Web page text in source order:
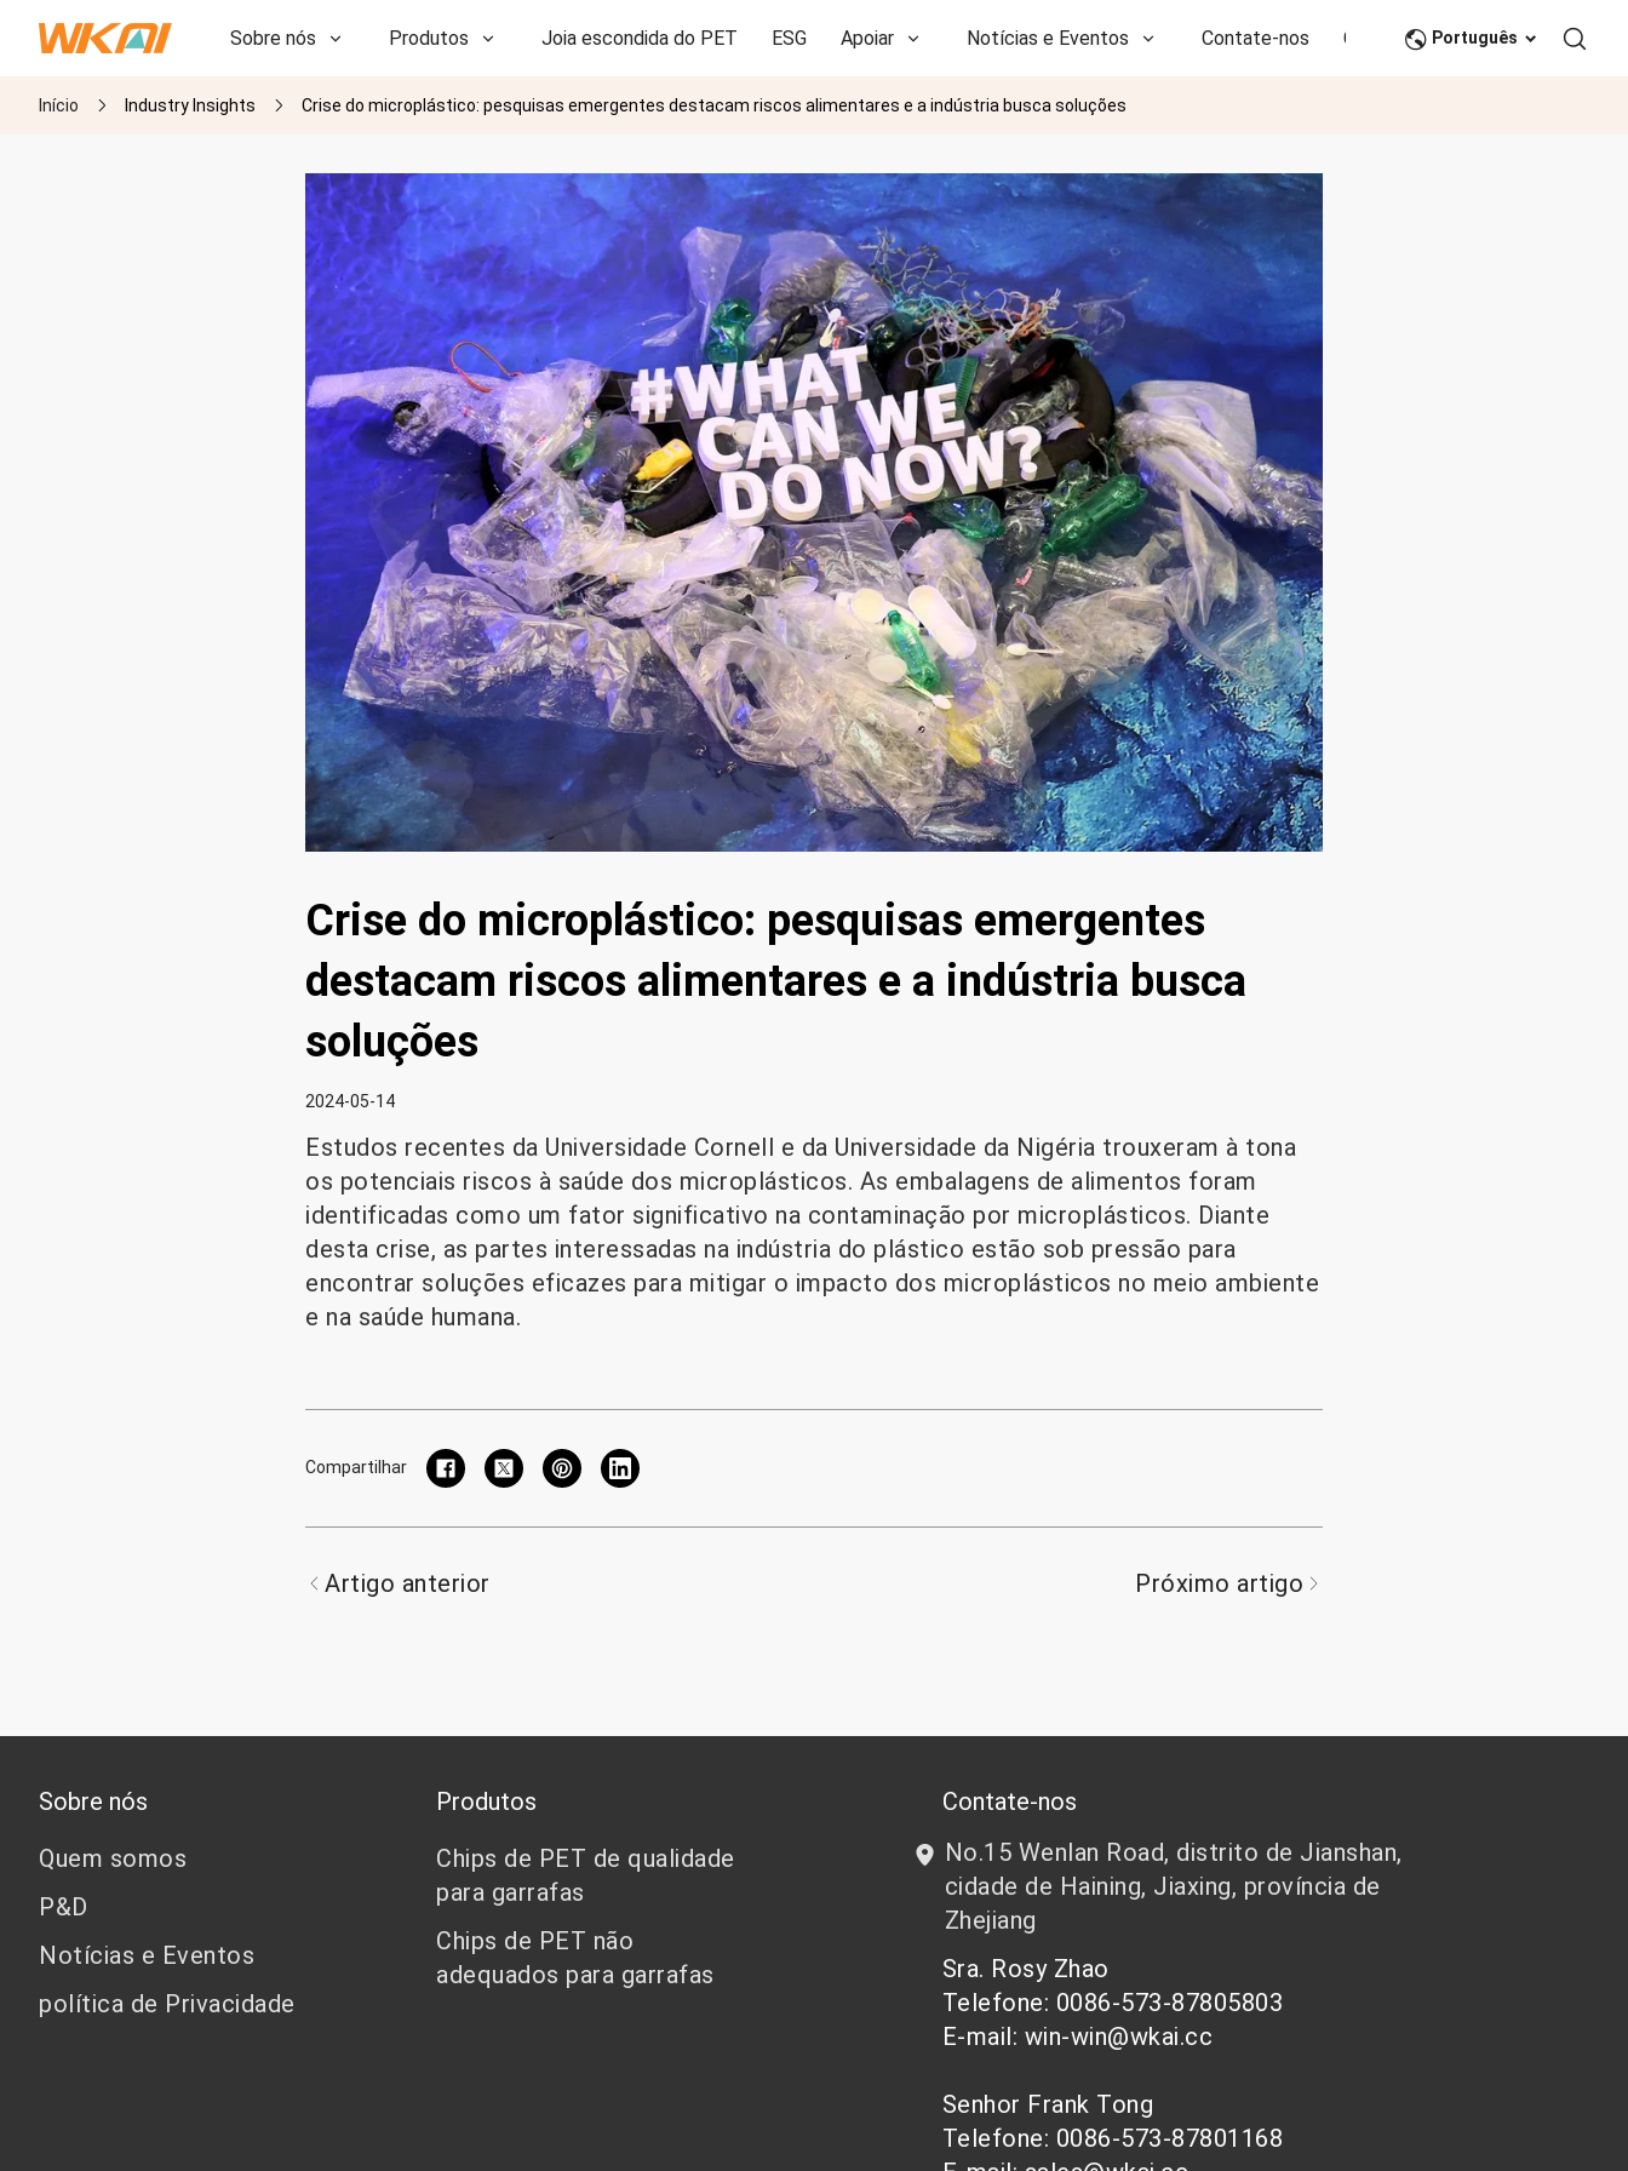
Sobre nós Produtos Joia escondida do PET ESG Apoiar Notícias e Eventos Contate-nos CN
P&D
Português
Início Industry Insights Crise do microplástico: pesquisas emergentes destacam riscos alimentares e a indústria busca soluções
Crise do microplástico: pesquisas emergentes
destacam riscos alimentares e a indústria busca
soluções
2024-05-14
Estudos recentes da Universidade Cornell e da Universidade da Nigéria trouxeram à tona
os potenciais riscos à saúde dos microplásticos. As embalagens de alimentos foram
identificadas como um fator significativo na contaminação por microplásticos. Diante
desta crise, as partes interessadas na indústria do plástico estão sob pressão para
encontrar soluções eficazes para mitigar o impacto dos microplásticos no meio ambiente
e na saúde humana.
Compartilhar
Artigo anterior Próximo artigo
Sobre nós
Quem somos
P&D
Notícias e Eventos
política de Privacidade
Produtos
Chips de PET de qualidade
para garrafas
Chips de PET não
adequados para garrafas
Contate-nos
No.15 Wenlan Road, distrito de Jianshan,
cidade de Haining, Jiaxing, província de
Zhejiang
Sra. Rosy Zhao
Telefone: 0086-573-87805803
E-mail: win-win@wkai.cc
Senhor Frank Tong
Telefone: 0086-573-87801168